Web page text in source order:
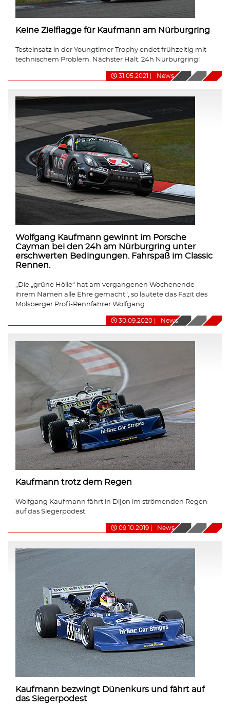
Keine Zielflagge für Kaufmann am Nürburgring
Testeinsatz in der Youngtimer Trophy endet frühzeitig mit
technischem Problem. Nächster Halt: 24h Nürburgring!
31.05.2021 News
Wolfgang Kaufmann gewinnt im Porsche
Cayman bei den 24h am Nürburgring unter
erschwerten Bedingungen. Fahrspaß im Classic
Rennen.
„Die „grüne Hölle“ hat am vergangenen Wochenende
ihrem Namen alle Ehre gemacht“, so lautete das Fazit des
Molsberger Profi-Rennfahrer Wolfgang...
30.09.2020 News
Kaufmann trotz dem Regen
Wolfgang Kaufmann fährt in Dijon im strömenden Regen
auf das Siegerpodest.
09.10.2019 News
Kaufmann bezwingt Dünenkurs und fährt auf
das Siegerpodest